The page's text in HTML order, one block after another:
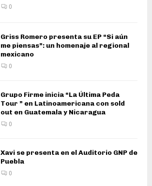
0
Griss Romero presenta su EP “Si aún
me piensas”: un homenaje al regional
mexicano
0
Grupo Firme inicia “La Última Peda
Tour ” en Latinoamericana con sold
out en Guatemala y Nicaragua
0
Xavi se presenta en el Auditorio GNP de
Puebla
0